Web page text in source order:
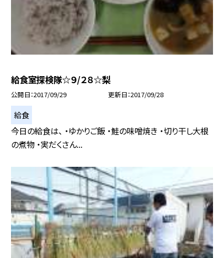
給食室探検隊☆９/２８☆梨
公開日 2017/09/29 更新日 2017/09/28
給食
今日の給食は、 ・ゆかりご飯 ・鮭の味噌焼き ・切り干し大根
の煮物 ・実だくさん...